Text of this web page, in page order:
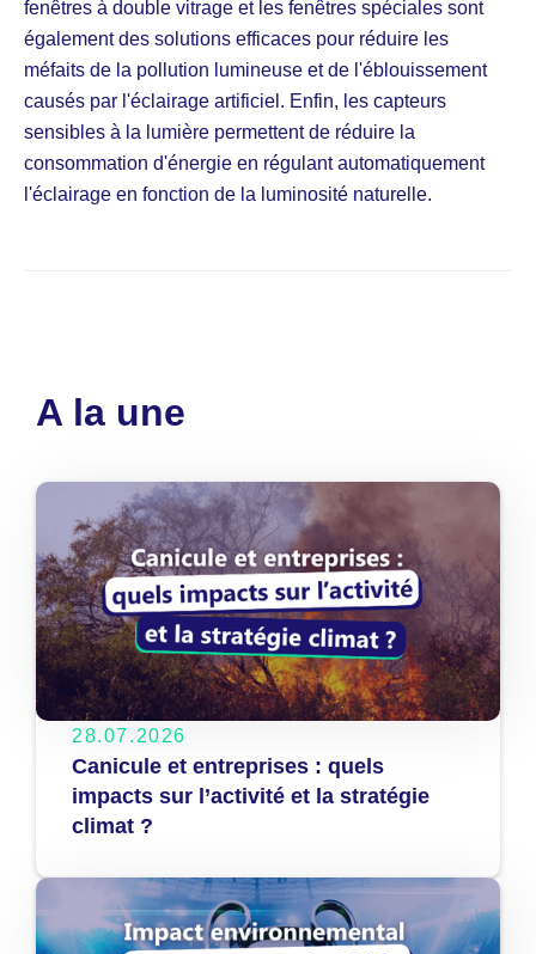
fenêtres à double vitrage et les fenêtres spéciales sont
également des solutions efficaces pour réduire les
méfaits de la pollution lumineuse et de l'éblouissement
causés par l'éclairage artificiel. Enfin, les capteurs
sensibles à la lumière permettent de réduire la
consommation d'énergie en régulant automatiquement
l'éclairage en fonction de la luminosité naturelle.
A la une
28.07.2026
Canicule et entreprises : quels
impacts sur l’activité et la stratégie
climat ?